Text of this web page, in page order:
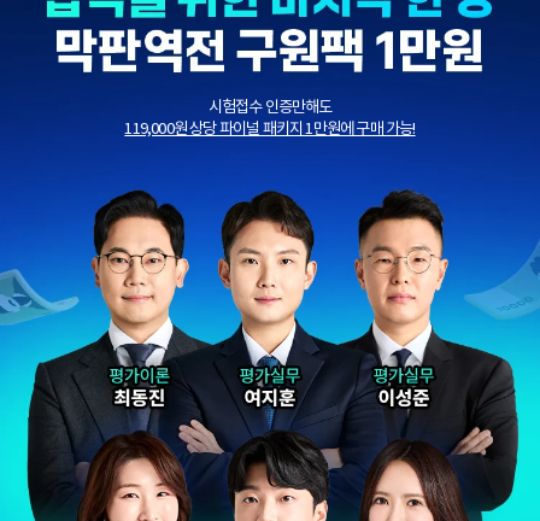
시험접수 인증만해도
119,000원 상당 파이널 패키지 1만원에 구매 가능!